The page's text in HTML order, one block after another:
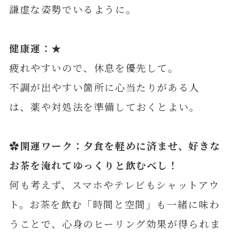
謙虚な姿勢でいるように。
健康運：★
疲れやすいので、休息を優先して。
不調が出やすい箇所に心当たりがある人
は、薬や対処法を準備しておくとよい。
✿開運ワーク：夕食を軽めに済ませ、好きな
お茶を淹れてゆっくりと飲むべし！
何も考えず、スマホやテレビもシャットアウ
ト。お茶を飲む「時間と空間」も一緒に味わ
うことで、心身のヒーリング効果が得られま